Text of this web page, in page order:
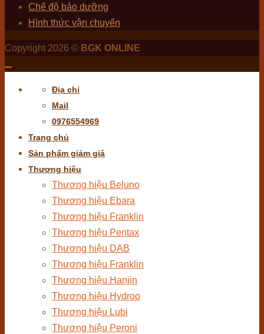
Chế độ bảo dưỡng
Hình thức vận chuyển
Copyright 2026 © BGK ONLINE
Địa chỉ
Mail
0976554969
Trang chủ
Sản phẩm giảm giá
Thương hiệu
Thương hiệu Beluno
Thương hiệu Ebara
Thương hiệu Franklin
Thương hiệu Pentax
Thương hiệu DAB
Thương hiệu Franklin
Thương hiệu Hanjin
Thương hiệu Hydroo
Thương hiệu Lubi
Thương hiệu Peroni